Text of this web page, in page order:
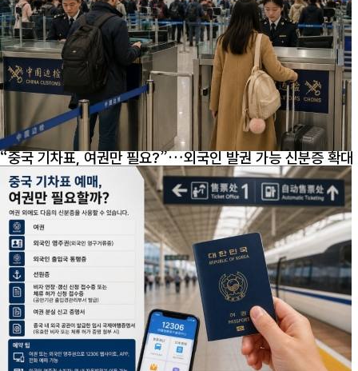
“중국 기차표, 여권만 필요?”…외국인 발권 가능 신분증 확대